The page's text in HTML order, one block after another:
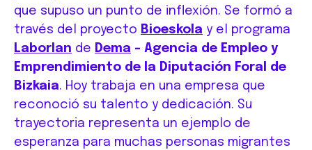
que supuso un punto de inflexión. Se formó a
través del proyecto Bioeskola y el programa
Laborlan de Dema – Agencia de Empleo y
Emprendimiento de la Diputación Foral de
Bizkaia. Hoy trabaja en una empresa que
reconoció su talento y dedicación. Su
trayectoria representa un ejemplo de
esperanza para muchas personas migrantes